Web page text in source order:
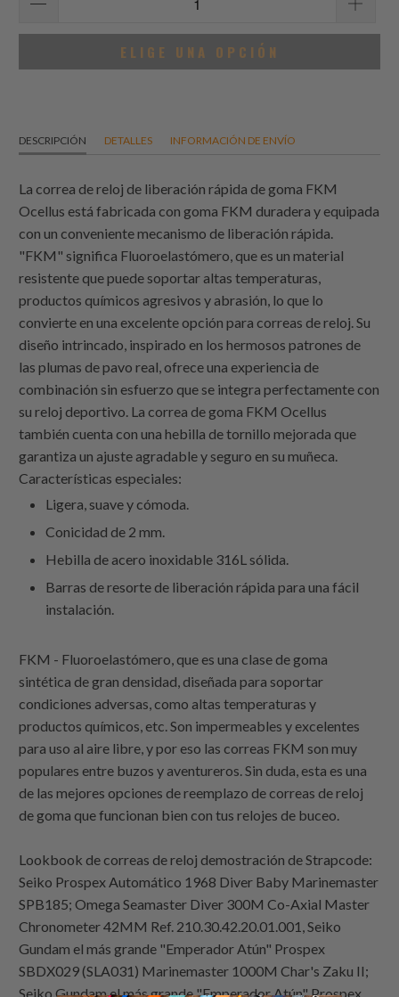
ELIGE UNA OPCIÓN
DESCRIPCIÓN DETALLES INFORMACIÓN DE ENVÍO
La correa de reloj de liberación rápida de goma FKM
Ocellus está fabricada con goma FKM duradera y equipada
con un conveniente mecanismo de liberación rápida.
"FKM" significa Fluoroelastómero, que es un material
resistente que puede soportar altas temperaturas,
productos químicos agresivos y abrasión, lo que lo
convierte en una excelente opción para correas de reloj. Su
diseño intrincado, inspirado en los hermosos patrones de
las plumas de pavo real, ofrece una experiencia de
combinación sin esfuerzo que se integra perfectamente con
su reloj deportivo. La correa de goma FKM Ocellus
también cuenta con una hebilla de tornillo mejorada que
garantiza un ajuste agradable y seguro en su muñeca.
Características especiales:
Ligera, suave y cómoda.
Conicidad de 2 mm.
Hebilla de acero inoxidable 316L sólida.
Barras de resorte de liberación rápida para una fácil
instalación.
FKM - Fluoroelastómero, que es una clase de goma
sintética de gran densidad, diseñada para soportar
condiciones adversas, como altas temperaturas y
productos químicos, etc. Son impermeables y excelentes
para uso al aire libre, y por eso las correas FKM son muy
populares entre buzos y aventureros. Sin duda, esta es una
de las mejores opciones de reemplazo de correas de reloj
de goma que funcionan bien con tus relojes de buceo.
Lookbook de correas de reloj demostración deStrapcode:
Seiko Prospex Automático 1968 Diver Baby Marinemaster
SPB185; Omega Seamaster Diver 300M Co-Axial Master
Chronometer 42MM Ref. 210.30.42.20.01.001, Seiko
Gundam el más grande "Emperador Atún" Prospex
SBDX029 (SLA031) Marinemaster 1000M Char's Zaku II;
Seiko Gundam el más grande "Emperador Atún" Prospex